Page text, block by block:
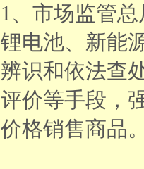
1、市场监管
锂电池、新能
辨识和依法查
评价等手段，
价格销售商品